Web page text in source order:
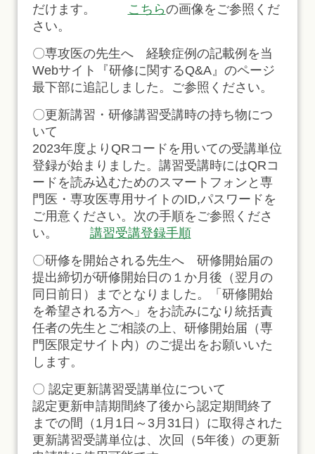
だけます。
こちらの画像をご参照くだ
さい。
〇専攻医の先生へ 経験症例の記載例を当
Webサイト『研修に関するQ&A』のページ
最下部に追記しました。ご参照ください。
〇更新講習・研修講習受講時の持ち物につ
いて
2023年度よりQRコードを用いての受講単位
登録が始まりました。講習受講時にはQRコ
ードを読み込むためのスマートフォンと専
門医・専攻医専用サイトのID,パスワードを
ご用意ください。次の手順をご参照くださ
い。
講習受講登録手順
〇研修を開始される先生へ 研修開始届の
提出締切が研修開始日の１か月後（翌月の
同日前日）までとなりました。「研修開始
を希望される方へ」をお読みになり統括責
任者の先生とご相談の上、研修開始届（専
門医限定サイト内）のご提出をお願いいた
します。
〇 認定更新講習受講単位について
認定更新申請期間終了後から認定期間終了
までの間（1月1日～3月31日）に取得された
更新講習受講単位は、次回（5年後）の更新